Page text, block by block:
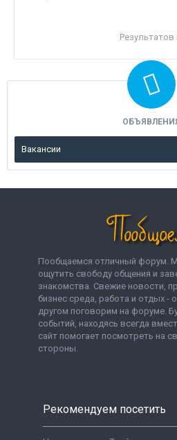
Результатов
Вакансии
Пообщаемся отличный форум.
ощутить свободу общения и
знакомства. Свежие новости,
бизнес среда, работа и отдых -
другом поговорим на форуме.
событий, находясь всегда
сайт помогает посмотреть на
стороны.
Рекомендуем посетить